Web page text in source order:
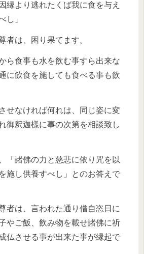
縁より逃れたくば我に食を与え
し」
者は、困り果てます。
ら食事も水を飲む事すら出来な
に飲食を施しても食べる事も飲
せなければ何れは、同じ姿に変
御釈迦樣に事の次第を相談致し
「諸佛の力と慈悲に依り咒を以
施し供養すべし」とのお答えで
者は、言われた通り僧自恣日に
やご飯、飲み物を載せ諸佛に祈
仏させる事が出来た事が縁起で